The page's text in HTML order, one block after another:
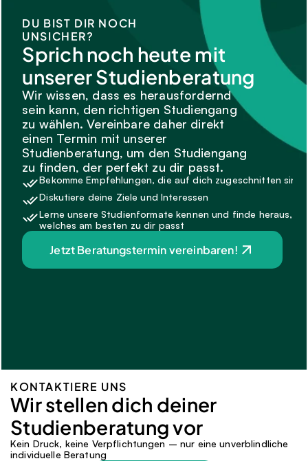
DU BIST DIR NOCH
UNSICHER?
Sprich noch heute mit
unserer Studienberatung
Wir wissen, dass es herausfordernd
sein kann, den richtigen Studiengang
zu wählen. Vereinbare daher direkt
einen Termin mit unserer
Studienberatung, um den Studiengang
zu finden, der perfekt zu dir passt.
Bekomme Empfehlungen, die auf dich zugeschnitten sind.
Diskutiere deine Ziele und Interessen
Lerne unsere Studienformate kennen und finde heraus,
welches am besten zu dir passt
Jetzt Beratungstermin vereinbaren!
KONTAKTIERE UNS
Wir stellen dich deiner
Studienberatung vor
Kein Druck, keine Verpflichtungen – nur eine unverblindliche
individuelle Beratung